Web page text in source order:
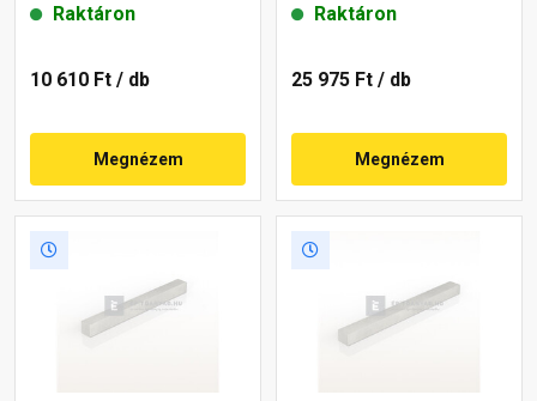
Raktáron
10 610 Ft / db
Megnézem
Raktáron
25 975 Ft / db
Megnézem